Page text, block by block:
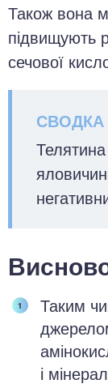
Також вона
підвищують
сечової
Таким
і